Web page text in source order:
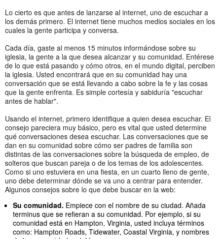
Lo cierto es que antes de lanzarse al internet, uno de escuchar a
los demás primero. El internet tiene muchos medios sociales en los
cuales la gente participa y conversa.
Cada día, gaste al menos 15 minutos informándose sobre su
iglesia, la gente a la que desea alcanzar y su comunidad. Entérese
de lo que está pasando y cómo otros, en el mundo digital, perciben
la iglesia. Usted encontrará que en su comunidad hay una
conversación que se está llevando a cabo sobre la fe y las cosas
que la gente enfrenta. Es simple cortesía y sabiduría "escuchar
antes de hablar".
Usando el internet, primero identifique a quien desea escuchar. El
consejo pareciera muy básico, pero es vital que usted determine
qué conversaciones desea escuchar. Las conversaciones que se
dan en su comunidad sobre cómo ser padres de familia son
distintas de las conversaciones sobre la búsqueda de empleo, de
solteros que buscan pareja o de los temas de los adolescentes.
Como si uno estuviera en una fiesta, en un cuarto lleno de gente,
uno debe determinar dónde se va uno a centrar para entender.
Algunos consejos sobre lo que debe buscar en la web:
Su comunidad. Empiece con el nombre de su ciudad. Añada
terminus que se refieran a su comunidad. Por ejemplo, si su
comunidad está en Hampton, Virginia, usted incluya términos
como: Hampton Roads, Tidewater, Coastal Virginia, y nombres